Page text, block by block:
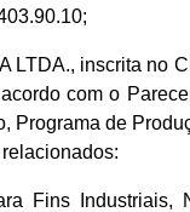
LTDA., inscrita no
com o
Programa de
Fins Industriais,